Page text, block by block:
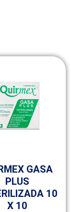
GASA
PLUS
10
X 10